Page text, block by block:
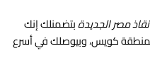
مصر الجديدةبتضمنلك إنك
كويس، وبيوصلك في أسرع